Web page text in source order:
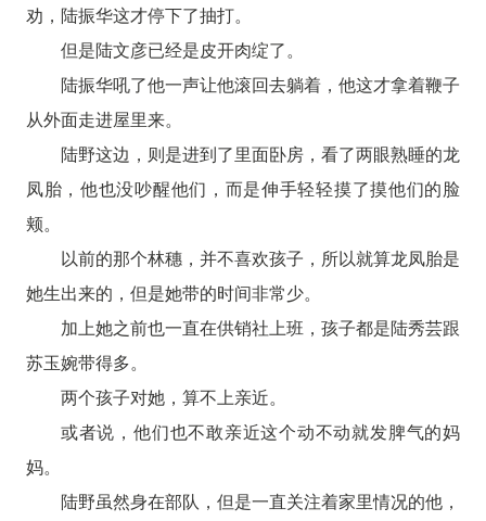
劝，陆振华这才停下了抽打。
但是陆文彦已经是皮开肉绽了。
陆振华吼了他一声让他滚回去躺着，他这才拿着鞭子
从外面走进屋里来。
陆野这边，则是进到了里面卧房，看了两眼熟睡的龙
凤胎，他也没吵醒他们，而是伸手轻轻摸了摸他们的脸
颊。
以前的那个林穗，并不喜欢孩子，所以就算龙凤胎是
她生出来的，但是她带的时间非常少。
加上她之前也一直在供销社上班，孩子都是陆秀芸跟
苏玉婉带得多。
两个孩子对她，算不上亲近。
或者说，他们也不敢亲近这个动不动就发脾气的妈
妈。
陆野虽然身在部队，但是一直关注着家里情况的他，